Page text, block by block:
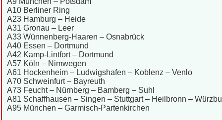
A10 Berliner Ring
A23 Hamburg – Heide
A31 Gronau – Leer
A33 Wünnenberg-Haaren – Osnabrück
A40 Essen – Dortmund
A42 Kamp-Lintfort – Dortmund
A57 Köln – Nimwegen
A61 Hockenheim – Ludwigshafen – Koblenz – Venlo
A70 Schweinfurt – Bayreuth
A73 Feucht – Nürnberg – Bamberg – Suhl
A81 Schaffhausen – Singen – Stuttgart – Heilbronn –
A95 München – Garmisch-Partenkirchen